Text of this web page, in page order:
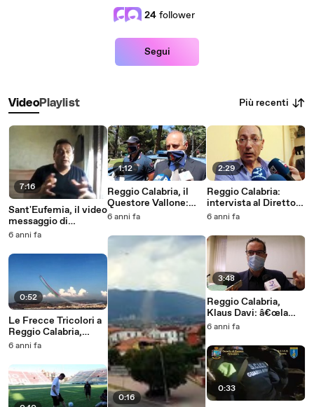
24 follower
Segui
VideoPlaylist Più recenti
7:16
Sant'Eufemia, il video
messaggio di
Domenico Rositano
di StrettoWeb Monia
Sangermano
6 anni fa
0:52
Le Frecce Tricolori a
Reggio Calabria,
brividi in riva allo
6 anni fa
1:12
Reggio Calabria, il
Questore Vallone:
"identificati tifosi e
fatto
l'assembramento,
verranno sanzionati"
6 anni fa
0:16
2:29
Reggio Calabria:
intervista al Direttore
Sanitario dell'ASP
6 anni fa
3:48
Reggio Calabria,
Klaus Davi: â€œla
Locride Ã¨ in grado di
turistiâ€
6 anni fa
0:33